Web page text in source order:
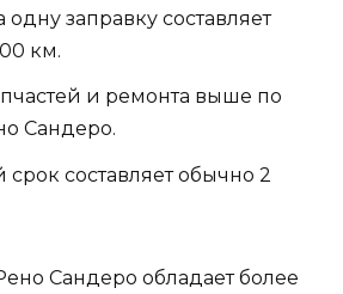
одну заправку составляет
км.
и ремонта выше по
Сандеро.
составляет обычно 2
Сандеро обладает более